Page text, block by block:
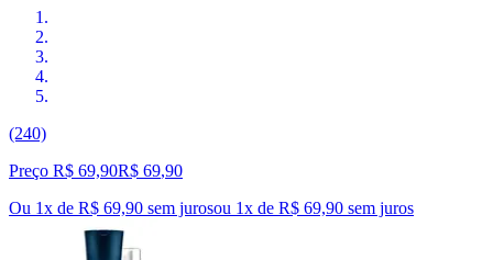
(240)
Preço R$ 69,90R$ 69,90
Ou 1x de R$ 69,90 sem jurosou 1x de R$ 69,90 sem juros